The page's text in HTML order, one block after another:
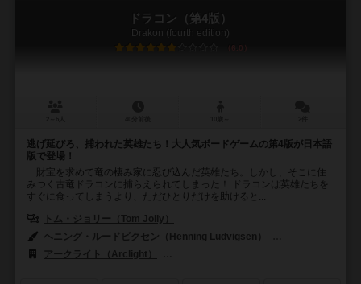
ドラコン（第4版）
Drakon (fourth edition)
6.0
逃げ延びろ、捕われた英雄たち！大人気ボードゲームの第4版が日本語
版で登場！
財宝を求めて竜の棲み家に忍び込んだ英雄たち。しかし、そこに住
みつく古竜ドラコンに捕らえられてしまった！ ドラコンは英雄たちを
すぐに食ってしまうより、ただひとりだけを助けると...
トム・ジョリー（Tom Jolly）
ヘニング・ルードビクセン（Henning Ludvigsen）
アークライト（Arclight）